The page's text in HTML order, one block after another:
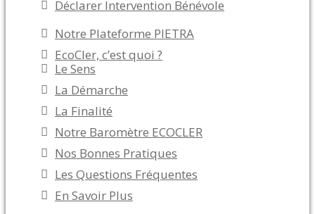
Déclarer Intervention Bénévole
Notre Plateforme PIETRA
EcoCler, c’est quoi ?
Le Sens
La Démarche
La Finalité
Notre Baromètre ECOCLER
Nos Bonnes Pratiques
Les Questions Fréquentes
En Savoir Plus